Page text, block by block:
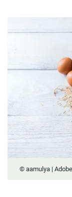
© aamulya |